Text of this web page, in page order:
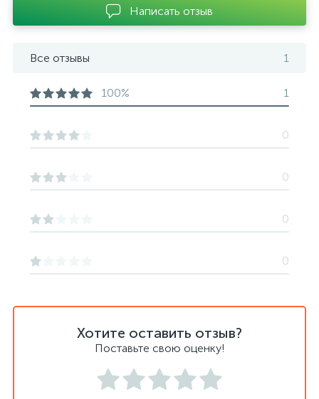
Хотите оставить отзыв?
Поставьте свою оценку!
Написать отзыв
Все отзывы 1
100% 1
0
0
0
0